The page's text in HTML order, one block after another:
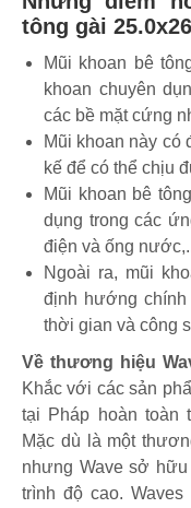
tông gài
Mũi khoan bê
khoan chuyên
các bề mặt cứng
Mũi khoan này
kế để có thể chịu
Mũi khoan bê
dụng trong các
điện và ống
Ngoài ra, mũi
định hướng
thời gian và công
Về thương hiệu
Khắc với các sản
tại Pháp hoàn toàn
Mặc dù là một
nhưng Wave sở
trình độ cao.